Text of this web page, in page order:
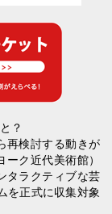
？
再検討する動きが
ク近代美術館）
タラクティブな芸
を正式に収集対象